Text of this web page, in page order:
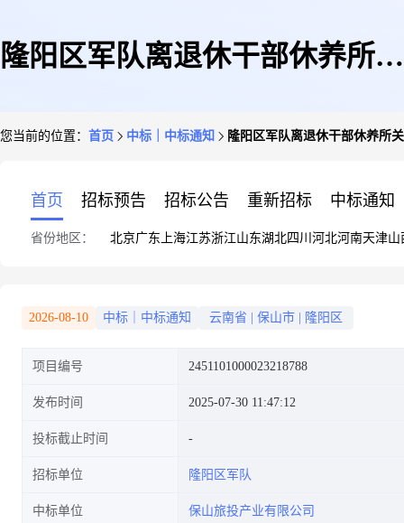
隆阳区军队离退休干部休养所关
您当前的位置： 首页 中标｜中标通知 隆阳区军队离退休干部休养所
首页 招标预告 招标公告 重新招标 中标通知
省份地区： 北京广东 上海江苏浙江山东湖北四川 河北河南天津山
2026-08-10 中标｜中标通知 云南省 保山市 隆阳区
项目编号 2451101000023218788
发布时间 2025-07-30 11:47:12
投标截止时间
招标单位 隆阳区军队
中标单位 保山旅投产业有限公司